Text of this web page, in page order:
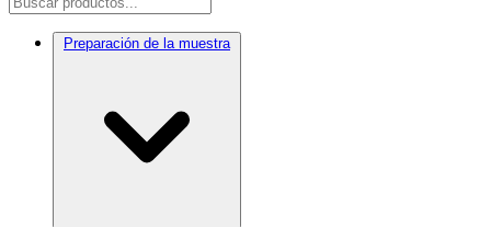
Preparación de la muestra